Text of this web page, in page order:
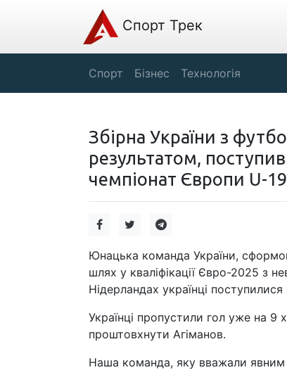
Спорт Трек
Спорт Бізнес Технологія
Збірна України з
результатом,
чемпіонат Європи U-
Юнацька команда України,
шлях у кваліфікації Євро-2025 з
Нідерландах українці
Українці пропустили гол уже на 9
проштовхнути Агіманов.
Наша команда, яку вважали явним